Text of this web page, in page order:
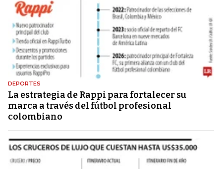
DEPORTES
La estrategia de Rappi para fortalecer su
marca a través del fútbol profesional
colombiano